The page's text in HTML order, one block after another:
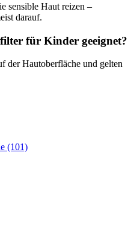
sensible Haut reizen –
darauf.
für Kinder geeignet?
der Hautoberfläche und gelten
(101)